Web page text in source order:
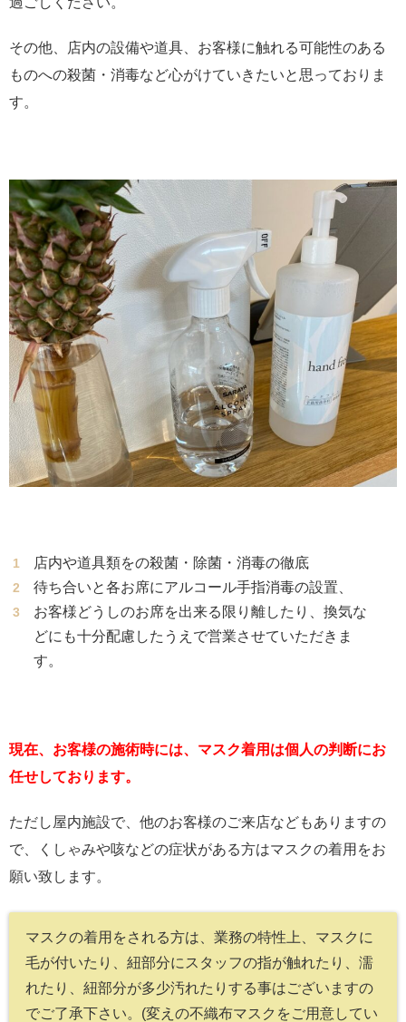
その他、店内の設備や道具、お客様に触れる可能性のある
ものへの殺菌・消毒など心がけていきたいと思っておりま
す。
店内や道具類をの殺菌・除菌・消毒の徹底
待ち合いと各お席にアルコール手指消毒の設置、
お客様どうしのお席を出来る限り離したり、換気な
どにも十分配慮したうえで営業させていただきま
す。
現在、お客様の施術時には、マスク着用は個人の判断にお
任せしております。
ただし屋内施設で、他のお客様のご来店などもありますの
で、くしゃみや咳などの症状がある方はマスクの着用をお
願い致します。
マスクの着用をされる方は、業務の特性上、マスクに
毛が付いたり、紐部分にスタッフの指が触れたり、濡
れたり、紐部分が多少汚れたりする事はございますの
でご了承下さい。(変えの不織布マスクをご用意してい